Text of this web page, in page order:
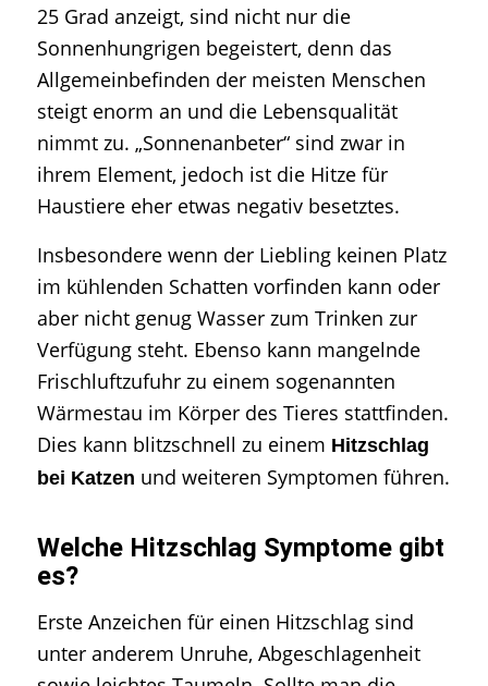
25 Grad anzeigt, sind nicht nur die
Sonnenhungrigen begeistert, denn das
Allgemeinbefinden der meisten Menschen
steigt enorm an und die Lebensqualität
nimmt zu. „Sonnenanbeter“ sind zwar in
ihrem Element, jedoch ist die Hitze für
Haustiere eher etwas negativ besetztes.
Insbesondere wenn der Liebling keinen Platz
im kühlenden Schatten vorfinden kann oder
aber nicht genug Wasser zum Trinken zur
Verfügung steht. Ebenso kann mangelnde
Frischluftzufuhr zu einem sogenannten
Wärmestau im Körper des Tieres stattfinden.
Dies kann blitzschnell zu einem Hitzschlag
bei Katzen und weiteren Symptomen führen.
Welche Hitzschlag Symptome gibt
es?
Erste Anzeichen für einen Hitzschlag sind
unter anderem Unruhe, Abgeschlagenheit